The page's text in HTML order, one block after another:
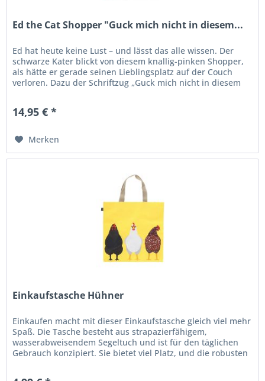
Ed the Cat Shopper "Guck mich nicht in diesem...
Ed hat heute keine Lust – und lässt das alle wissen. Der
schwarze Kater blickt von diesem knallig-pinken Shopper,
als hätte er gerade seinen Lieblingsplatz auf der Couch
verloren. Dazu der Schriftzug „Guck mich nicht in diesem
14,95 € *
Merken
Einkaufstasche Hühner
Einkaufen macht mit dieser Einkaufstasche gleich viel mehr
Spaß. Die Tasche besteht aus strapazierfähigem,
wasserabweisendem Segeltuch und ist für den täglichen
Gebrauch konzipiert. Sie bietet viel Platz, und die robusten